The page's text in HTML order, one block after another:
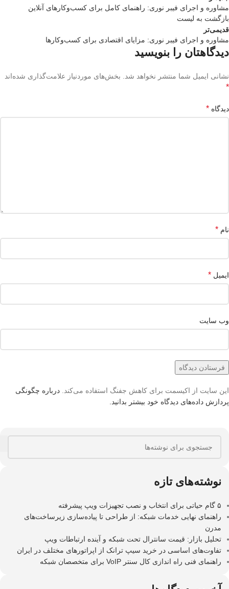
مشاوره و اجرای فیبر نوری: راهنمای کامل برای کسب‌وکارهای آنلاین
بازگشت بە لیست
قدیمی‌تر
مشاوره و اجرای فیبر نوری: مزایای اقتصادی برای کسب‌وکارها
دیدگاهتان را بنویسید
نشانی ایمیل شما منتشر نخواهد شد. بخش‌های موردنیاز علامت‌گذاری شده‌اند
*
دیدگاه *
نام *
ایمیل *
وب‌ سایت
این سایت از اکیسمت برای کاهش جفنگ استفاده می‌کند. درباره چگونگی
پردازش داده‌های دیدگاه خود بیشتر بدانید.
نوشته‌های تازه
۵ گام حیاتی برای انتخاب و نصب تجهیزات ویپ پیشرفته
راهنمای نهایی خدمات شبکه: از طراحی تا پیاده‌سازی زیرساخت‌های
مدرن
تحلیل بازار: قیمت سانترال تحت شبکه و آینده ارتباطات ویپ
تفاوت‌های اساسی در خرید سیپ ترانک از اپراتورهای مختلف در ایران
راهنمای فنی راه اندازی کال سنتر VoIP برای متخصصان شبکه